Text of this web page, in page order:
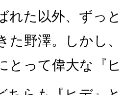
れた以外、ずっ
た野澤。しかし
とって偉大な『